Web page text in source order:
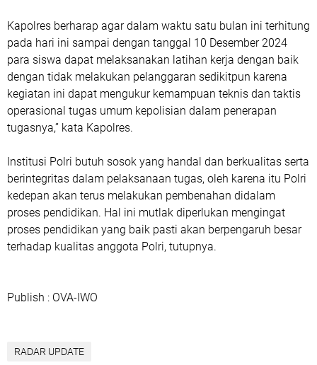
Kapolres berharap agar dalam waktu satu bulan ini terhitung
pada hari ini sampai dengan tanggal 10 Desember 2024
para siswa dapat melaksanakan latihan kerja dengan baik
dengan tidak melakukan pelanggaran sedikitpun karena
kegiatan ini dapat mengukur kemampuan teknis dan taktis
operasional tugas umum kepolisian dalam penerapan
tugasnya,” kata Kapolres.
Institusi Polri butuh sosok yang handal dan berkualitas serta
berintegritas dalam pelaksanaan tugas, oleh karena itu Polri
kedepan akan terus melakukan pembenahan didalam
proses pendidikan. Hal ini mutlak diperlukan mengingat
proses pendidikan yang baik pasti akan berpengaruh besar
terhadap kualitas anggota Polri, tutupnya.
Publish : OVA-IWO
RADAR UPDATE